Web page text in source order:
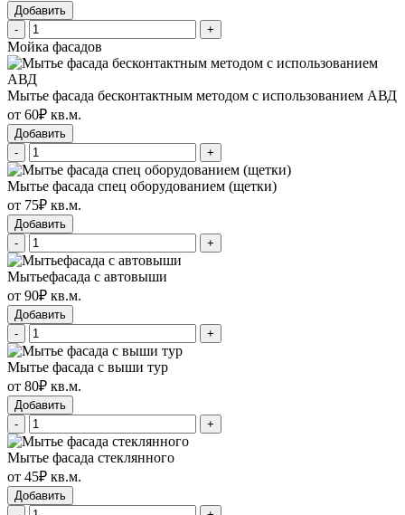
Добавить
-
+
Мойка фасадов
Мытье фасада бесконтактным методом с использованием АВД
от 60₽ кв.м.
Добавить
-
+
Мытье фасада спец оборудованием (щетки)
от 75₽ кв.м.
Добавить
-
+
Мытьефасада с автовыши
от 90₽ кв.м.
Добавить
-
+
Мытье фасада с выши тур
от 80₽ кв.м.
Добавить
-
+
Мытье фасада стеклянного
от 45₽ кв.м.
Добавить